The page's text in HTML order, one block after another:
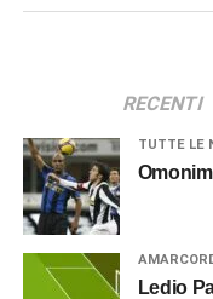
RECENTI
TUTTE LE
Ledio